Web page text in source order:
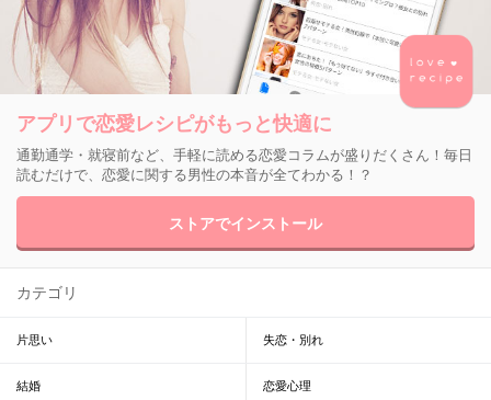
アプリで恋愛レシピがもっと快適に
通勤通学・就寝前など、手軽に読める恋愛コラムが盛りだくさん！毎日
読むだけで、恋愛に関する男性の本音が全てわかる！？
ストアでインストール
カテゴリ
片思い 失恋・別れ
結婚 恋愛心理